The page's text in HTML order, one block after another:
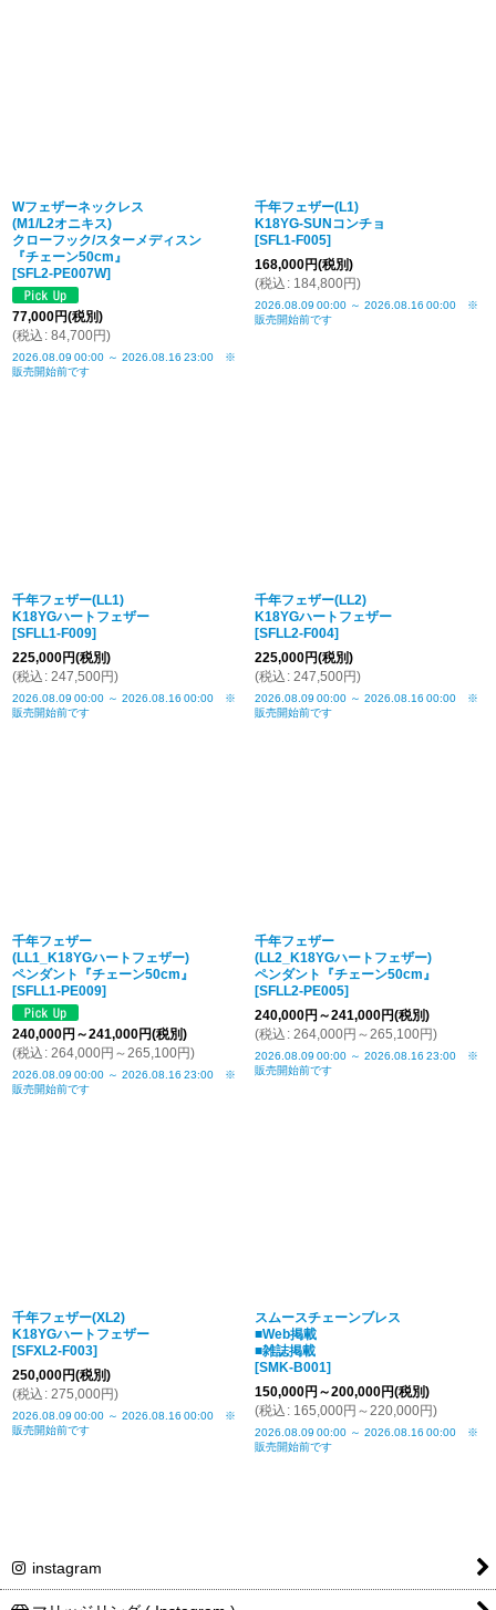
Wフェザーネックレス
(M1/L2オニキス)
クローフック/スターメディスン
『チェーン50cm』
[SFL2-PE007W]
77,000円(税別)
(税込 : 84,700円)
2026.08.09 00:00 ～ 2026.08.16 23:00 ※
販売開始前です
千年フェザー(L1)
K18YG-SUNコンチョ
[SFL1-F005]
168,000円(税別)
(税込 : 184,800円)
2026.08.09 00:00 ～ 2026.08.16 00:00 ※
販売開始前です
千年フェザー(LL1)
K18YGハートフェザー
[SFLL1-F009]
225,000円(税別)
(税込 : 247,500円)
2026.08.09 00:00 ～ 2026.08.16 00:00 ※
販売開始前です
千年フェザー(LL2)
K18YGハートフェザー
[SFLL2-F004]
225,000円(税別)
(税込 : 247,500円)
2026.08.09 00:00 ～ 2026.08.16 00:00 ※
販売開始前です
千年フェザー
(LL1_K18YGハートフェザー)
ペンダント『チェーン50cm』
[SFLL1-PE009]
240,000円 ～241,000円(税別)
(税込 : 264,000円 ～265,100円)
2026.08.09 00:00 ～ 2026.08.16 23:00 ※
販売開始前です
千年フェザー
(LL2_K18YGハートフェザー)
ペンダント『チェーン50cm』
[SFLL2-PE005]
240,000円 ～241,000円(税別)
(税込 : 264,000円 ～265,100円)
2026.08.09 00:00 ～ 2026.08.16 23:00 ※
販売開始前です
千年フェザー(XL2)
K18YGハートフェザー
[SFXL2-F003]
250,000円(税別)
(税込 : 275,000円)
2026.08.09 00:00 ～ 2026.08.16 00:00 ※
販売開始前です
スムースチェーンブレス
■Web掲載
■雑誌掲載
[SMK-B001]
150,000円 ～200,000円(税別)
(税込 : 165,000円 ～220,000円)
2026.08.09 00:00 ～ 2026.08.16 00:00 ※
販売開始前です
instagram